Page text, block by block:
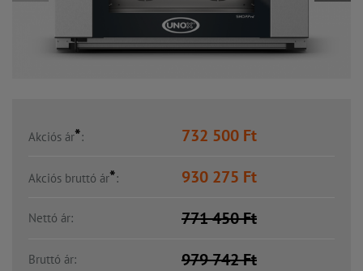
Akciós ár*: 732 500 Ft
Akciós bruttó ár*: 930 275 Ft
Nettó ár: 771 450Ft
Bruttó ár: 979 742Ft